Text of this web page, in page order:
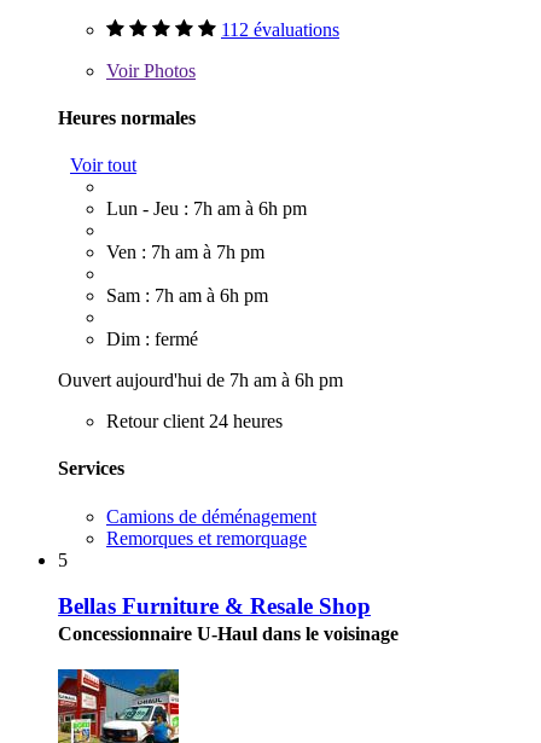
112 évaluations
VoirPhotos
Heures normales
Voir tout
Lun - Jeu : 7h am à 6h pm
Ven : 7h am à 7h pm
Sam : 7h am à 6h pm
Dim : fermé
Ouvert aujourd'hui de 7h am à 6h pm
Retour client 24 heures
Services
Camions de déménagement
Remorques et remorquage
5
Bellas Furniture & Resale Shop
Concessionnaire U-Haul dans le voisinage